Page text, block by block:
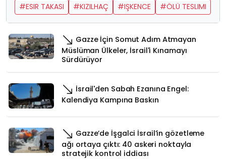
#ESIR TAKASI
#KIZILHAÇ #IŞKENCE #ÖLÜ TESLIMI
Gazze İçin Somut Adım Atmayan
Müslüman Ülkeler, İsrail'i Kınamayı
Sürdürüyor
İsrail'den Sabah Ezanına Engel:
Kalendiya Kampına Baskın
Gazze’de İşgalci İsrail’in gözetleme
ağı ortaya çıktı: 40 askeri noktayla
stratejik kontrol iddiası